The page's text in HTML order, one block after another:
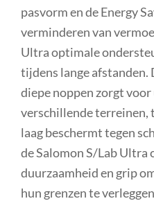
pasvorm en de Energy
verminderen van
Ultra optimale
tijdens lange
diepe noppen zorgt
verschillende terreinen,
laag beschermt tegen
de Salomon S/Lab
duurzaamheid en grip
hun grenzen te